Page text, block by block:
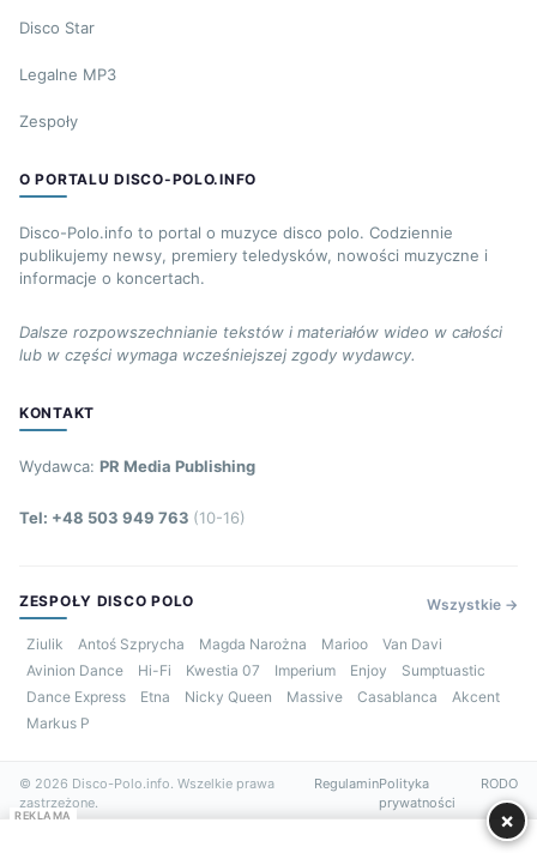
Disco Star
Legalne MP3
Zespoły
O PORTALU DISCO-POLO.INFO
Disco-Polo.info to portal o muzyce disco polo. Codziennie
publikujemy newsy, premiery teledysków, nowości muzyczne i
informacje o koncertach.
Dalsze rozpowszechnianie tekstów i materiałów wideo w całości
lub w części wymaga wcześniejszej zgody wydawcy.
KONTAKT
Wydawca: PR Media Publishing
Tel: +48 503 949 763 (10-16)
ZESPOŁY DISCO POLO Wszystkie →
Ziulik Antoś Szprycha Magda Narożna Marioo
Van Davi
Avinion Dance
Hi-Fi Kwestia 07 Imperium Enjoy
Sumptuastic
Dance Express
Etna Nicky Queen Massive Casablanca
Akcent
Markus P
© 2026 Disco-Polo.info. Wszelkie prawa
zastrzeżone.
RegulaminPolityka
prywatności
RODO
REKLAMA ×